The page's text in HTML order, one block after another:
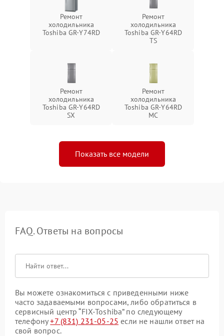
Ремонт
холодильника
Toshiba GR-Y74RD
Ремонт
холодильника
Toshiba GR-Y64RD
TS
Ремонт
холодильника
Toshiba GR-Y64RD
SX
Ремонт
холодильника
Toshiba GR-Y64RD
MC
Показать все модели
FAQ. Ответы на вопросы
Вы можете ознакомиться с приведенными ниже
часто задаваемыми вопросами, либо обратиться в
сервисный центр “FIX-Toshiba” по следующему
телефону+7 (831) 231-05-25 если не нашли ответ на
свой вопрос.